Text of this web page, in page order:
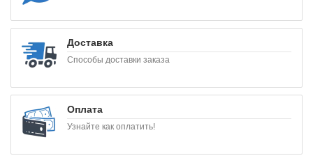
Доставка
Способы доставки заказа
Оплата
Узнайте как оплатить!